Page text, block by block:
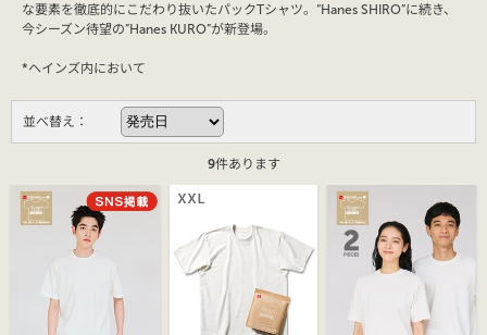
な要素を徹底的にこだわり抜いたパックTシャツ。“Hanes SHIRO”に続き、
今シーズン待望の”Hanes KURO”が新登場。
*ヘインズ内において
並べ替え：
9件あります